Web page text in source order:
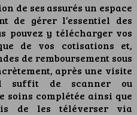
de ses assurés un espace
de gérer l’essentiel des
pouvez y télécharger vos
de vos cotisations et,
de remboursement sous
après une visite
suffit de scanner ou
complétée ainsi que
de les téléverser via